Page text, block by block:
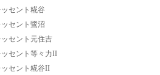
ッセント糀谷
ッセント鷺沼
ッセント元住吉
ッセント等々力II
ッセント糀谷II